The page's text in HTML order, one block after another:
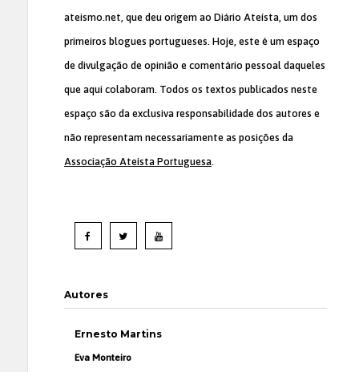
ateismo.net, que deu origem ao Diário Ateísta, um dos
primeiros blogues portugueses. Hoje, este é um espaço
de divulgação de opinião e comentário pessoal daqueles
que aqui colaboram. Todos os textos publicados neste
espaço são da exclusiva responsabilidade dos autores e
não representam necessariamente as posições da
Associação Ateísta Portuguesa.
Autores
Ernesto Martins
Eva Monteiro